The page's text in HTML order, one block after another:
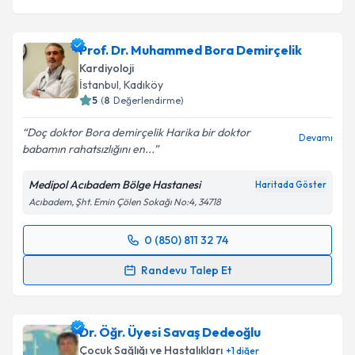
Prof. Dr. Muhammed Bora Demirçelik
Kardiyoloji
İstanbul, Kadıköy
5 (8 Değerlendirme)
Doç doktor Bora demirçelik Harika bir doktor
babamın rahatsızlığını en...
Devamı
Medipol Acıbadem Bölge Hastanesi Haritada Göster
Acıbadem, Şht. Emin Çölen Sokağı No:4, 34718
0 (850) 811 32 74
Randevu Talep Et
Randevu Takvimi Talebi
almanız için bir takvim hazırlandığında e-posta ile
bilgilendireceğiz.
Dr. Öğr. Üyesi Savaş Dedeoğlu
Çocuk Sağlığı ve Hastalıkları +1diğer